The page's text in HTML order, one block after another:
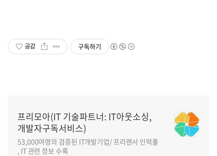
공감 구독하기
프리모아(IT 기술파트너: IT아웃소싱,
개발자구독서비스)
53,000여명의 검증된 IT개발기업/ 프리랜서 인력풀
, IT 관련 정보 수록